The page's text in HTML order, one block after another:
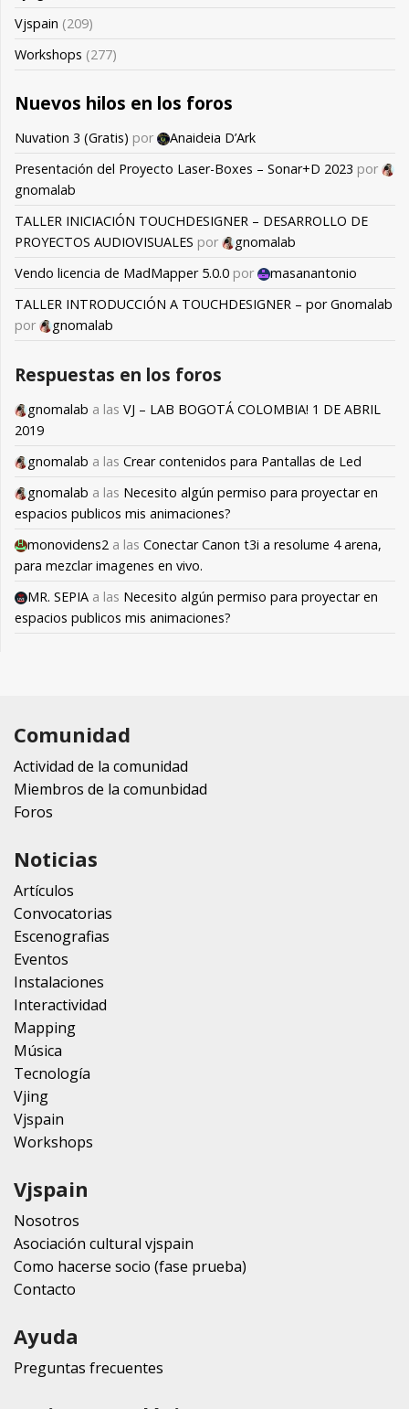
Vjspain (209)
Workshops (277)
Nuevos hilos en los foros
Nuvation 3 (Gratis) por
Anaideia D’Ark
Presentación del Proyecto Laser-Boxes – Sonar+D 2023 por
gnomalab
TALLER INICIACIÓN TOUCHDESIGNER – DESARROLLO DE
PROYECTOS AUDIOVISUALES por
gnomalab
Vendo licencia de MadMapper 5.0.0 por
masanantonio
TALLER INTRODUCCIÓN A TOUCHDESIGNER – por Gnomalab
por
gnomalab
Respuestas en los foros
gnomalab a las VJ – LAB BOGOTÁ COLOMBIA! 1 DE ABRIL
2019
gnomalab a las Crear contenidos para Pantallas de Led
gnomalab a las Necesito algún permiso para proyectar en
espacios publicos mis animaciones?
monovidens2 a las Conectar Canon t3i a resolume 4 arena,
para mezclar imagenes en vivo.
MR. SEPIA a las Necesito algún permiso para proyectar en
espacios publicos mis animaciones?
Comunidad
Actividad de la comunidad
Miembros de la comunbidad
Foros
Noticias
Artículos
Convocatorias
Escenografias
Eventos
Instalaciones
Interactividad
Mapping
Música
Tecnología
Vjing
Vjspain
Workshops
Vjspain
Nosotros
Asociación cultural vjspain
Como hacerse socio (fase prueba)
Contacto
Ayuda
Preguntas frecuentes